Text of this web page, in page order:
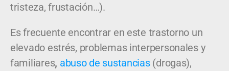
tristeza, frustación…).
Es frecuente encontrar en este trastorno un
elevado estrés, problemas interpersonales y
familiares, abuso de sustancias(drogas),